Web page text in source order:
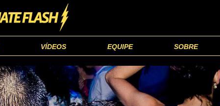
VÍDEOS EQUIPE SOBRE